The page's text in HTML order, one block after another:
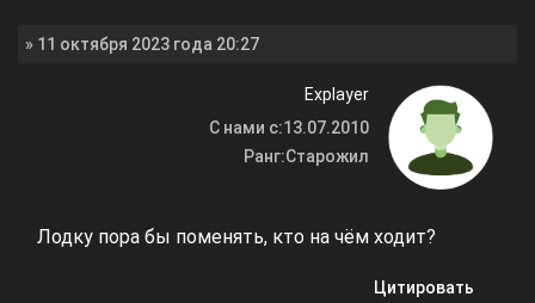
» 11 октября 2023 года 20:27
Explayer
С нами с:13.07.2010
Ранг:Старожил
Лодку пора бы поменять, кто на чём ходит?
Цитировать